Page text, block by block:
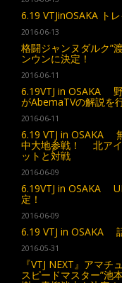
6.19 VTJinOSAKA ト
2016-06-13
格闘ジャンヌダルク”
ンウンに決定！
2016-06-11
6.19VTJ in OSAKA
がAbemaTVの解説を
2016-06-11
6.19 VTJ in OSAKA
中大地参戦！ 北アイ
ットと対戦
2016-06-09
6.19VTJ in OSAKA
定！
2016-06-09
6.19 VTJ in OSAKA
2016-05-31
『VTJ NEXT』アマ
スピードマスター”池